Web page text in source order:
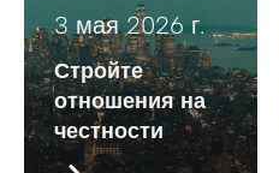
3 мая 2026 г.
Стройте
отношения на
честности